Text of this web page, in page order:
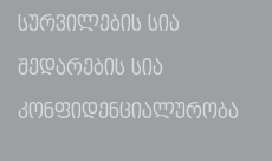
სურვილების სია
შედარების სია
კონფიდენციალურობა